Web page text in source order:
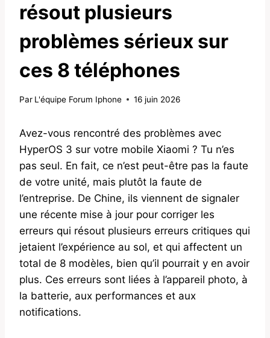
résout plusieurs
problèmes sérieux sur
ces 8 téléphones
Par L'équipe Forum Iphone 16 juin 2026
Avez-vous rencontré des problèmes avec
HyperOS 3 sur votre mobile Xiaomi ? Tu n’es
pas seul. En fait, ce n’est peut-être pas la faute
de votre unité, mais plutôt la faute de
l’entreprise. De Chine, ils viennent de signaler
une récente mise à jour pour corriger les
erreurs qui résout plusieurs erreurs critiques qui
jetaient l’expérience au sol, et qui affectent un
total de 8 modèles, bien qu’il pourrait y en avoir
plus. Ces erreurs sont liées à l’appareil photo, à
la batterie, aux performances et aux
notifications.